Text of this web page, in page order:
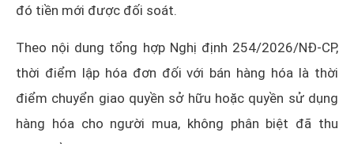
đó tiền mới được đối soát.
Theo nội dung tổng hợp Nghị định 254/2026/NĐ-CP,
thời điểm lập hóa đơn đối với bán hàng hóa là thời
điểm chuyển giao quyền sở hữu hoặc quyền sử dụng
hàng hóa cho người mua, không phân biệt đã thu